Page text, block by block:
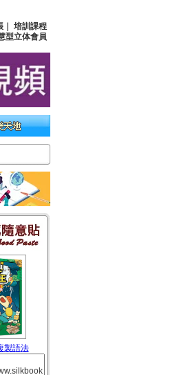
培訓課程
型立体會員
製語法